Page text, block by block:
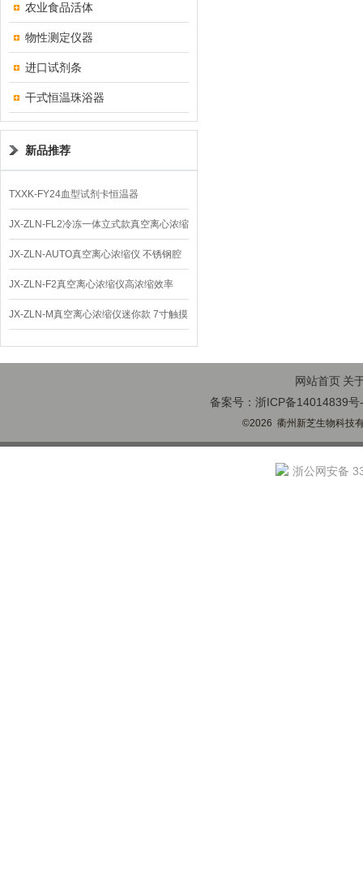
农业食品活体
物性测定仪器
进口试剂条
干式恒温珠浴器
新品推荐
TXXK-FY24血型试剂卡恒温器
JX-ZLN-FL2冷冻一体立式款真空离心浓缩
仪 低温功能
JX-ZLN-AUTO真空离心浓缩仪 不锈钢腔
体
JX-ZLN-F2真空离心浓缩仪高浓缩效率
JX-ZLN-M真空离心浓缩仪迷你款 7寸触摸
屏
网站首页 关
备案号：浙ICP备14014839号
©2026 衢州新芝生物科技
浙公网安备